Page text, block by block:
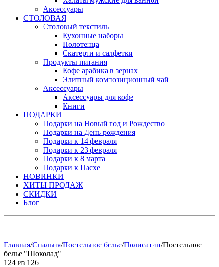
Аксессуары
СТОЛОВАЯ
Столовый текстиль
Кухонные наборы
Полотенца
Скатерти и салфетки
Продукты питания
Кофе арабика в зернах
Элитный композиционный чай
Аксессуары
Аксессуары для кофе
Книги
ПОДАРКИ
Подарки на Новый год и Рождество
Подарки на День рождения
Подарки к 14 февраля
Подарки к 23 февраля
Подарки к 8 марта
Подарки к Пасхе
НОВИНКИ
ХИТЫ ПРОДАЖ
СКИДКИ
Блог
Главная/Спальня/Постельное белье/Полисатин/Постельное
белье "Шоколад"
124 из 126